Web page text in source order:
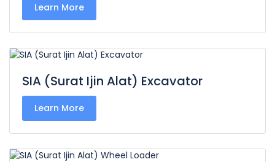
Learn More
SIA (Surat Ijin Alat) Excavator
Learn More